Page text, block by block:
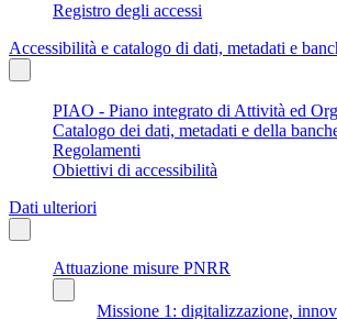
Registro degli accessi
Accessibilità e catalogo di dati, metadati e
PIAO - Piano integrato di Attività ed
Catalogo dei dati, metadati e della
Regolamenti
Obiettivi di accessibilità
Dati ulteriori
Attuazione misure PNRR
Missione 1: digitalizzazione,